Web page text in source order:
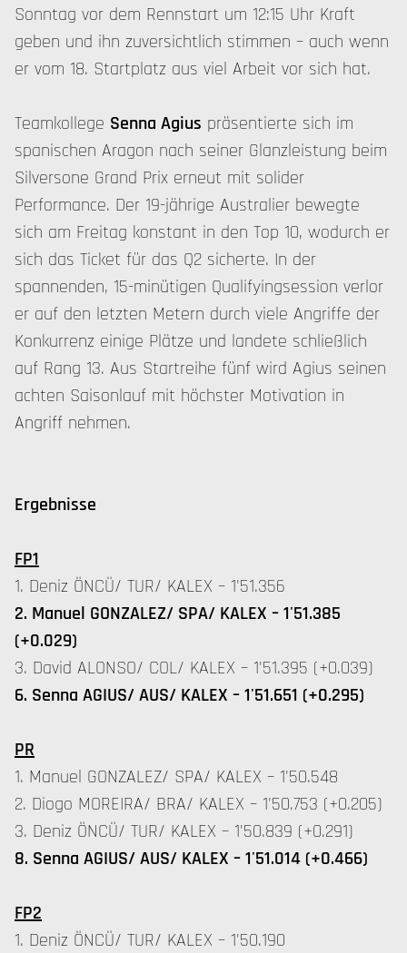
Sonntag vor dem Rennstart um 12:15 Uhr Kraft
geben und ihn zuversichtlich stimmen – auch wenn
er vom 18. Startplatz aus viel Arbeit vor sich hat.
Teamkollege Senna Agius präsentierte sich im
spanischen Aragon nach seiner Glanzleistung beim
Silversone Grand Prix erneut mit solider
Performance. Der 19-jährige Australier bewegte
sich am Freitag konstant in den Top 10, wodurch er
sich das Ticket für das Q2 sicherte. In der
spannenden, 15-minütigen Qualifyingsession verlor
er auf den letzten Metern durch viele Angriffe der
Konkurrenz einige Plätze und landete schließlich
auf Rang 13. Aus Startreihe fünf wird Agius seinen
achten Saisonlauf mit höchster Motivation in
Angriff nehmen.
Ergebnisse
FP1
1. Deniz ÖNCÜ/ TUR/ KALEX – 1'51.356
2. Manuel GONZALEZ/ SPA/ KALEX – 1'51.385
(+0.029)
3. David ALONSO/ COL/ KALEX – 1'51.395 (+0.039)
6. Senna AGIUS/ AUS/ KALEX – 1'51.651 (+0.295)
PR
1. Manuel GONZALEZ/ SPA/ KALEX – 1'50.548
2. Diogo MOREIRA/ BRA/ KALEX – 1'50.753 (+0.205)
3. Deniz ÖNCÜ/ TUR/ KALEX – 1'50.839 (+0.291)
8. Senna AGIUS/ AUS/ KALEX – 1'51.014 (+0.466)
FP2
1. Deniz ÖNCÜ/ TUR/ KALEX – 1'50.190